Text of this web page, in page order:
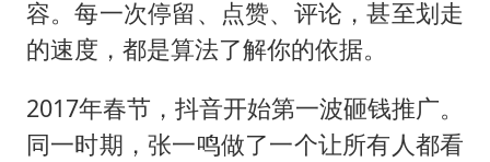
容。每一次停留、点赞、评论，甚至划走
的速度，都是算法了解你的依据。
2017年春节，抖音开始第一波砸钱推广。
同一时期，张一鸣做了一个让所有人都看